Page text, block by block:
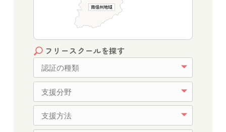
フリースクールを探す
認証の種類
支援分野
支援方法